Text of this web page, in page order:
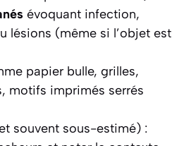
évoquant infection,
lésions (même si l’objet est
papier bulle, grilles,
motifs imprimés serrés
souvent sous-estimé) :